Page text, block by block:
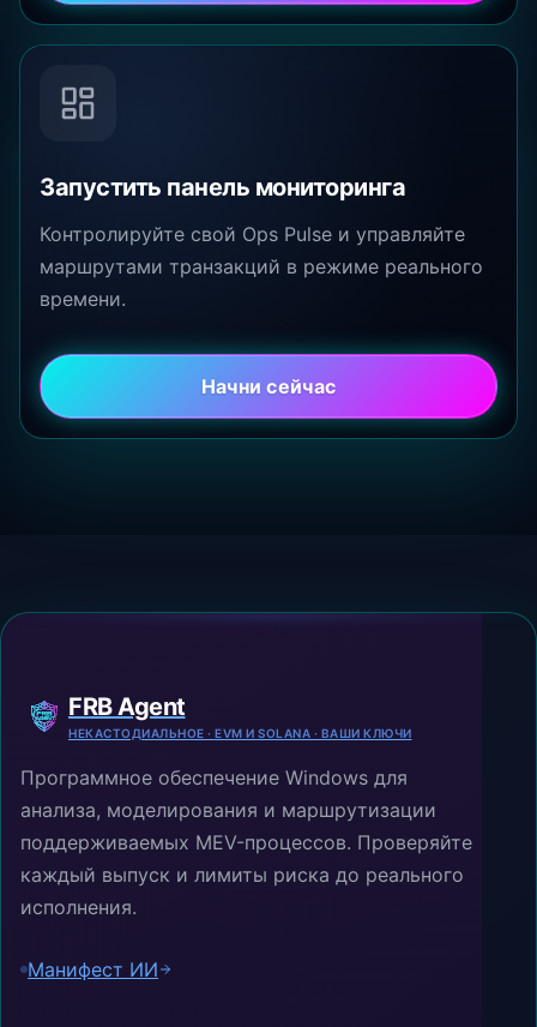
Запустить панель мониторинга
Контролируйте свой Ops Pulse и управляйте
маршрутами транзакций в режиме реального
времени.
Начни сейчас
FRB Agent
НЕКАСТОДИАЛЬНОЕ · EVM И SOLANA · ВАШИ КЛЮЧИ
Программное обеспечение Windows для
анализа, моделирования и маршрутизации
поддерживаемых MEV-процессов. Проверяйте
каждый выпуск и лимиты риска до реального
исполнения.
Манифест ИИ